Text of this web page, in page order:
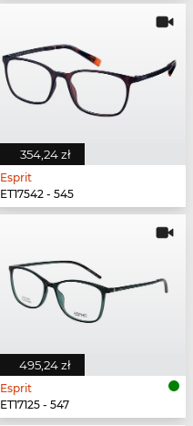
354,24 zł
Esprit
ET17542 - 545
495,24 zł
Esprit
ET17125 - 547